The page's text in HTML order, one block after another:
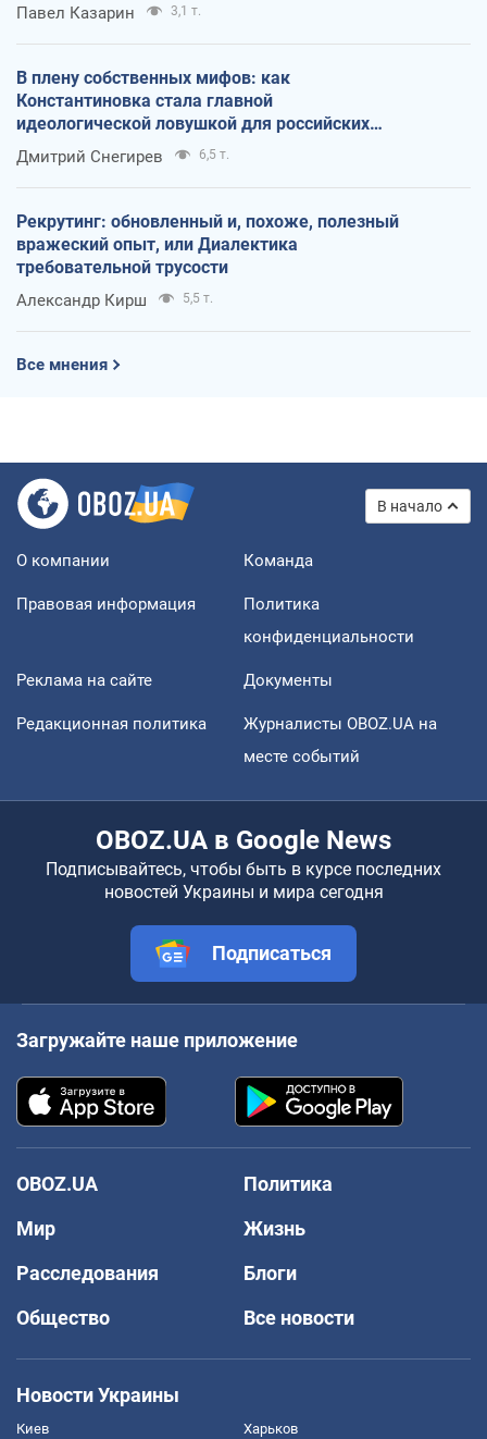
Павел Казарин 3,1 т.
В плену собственных мифов: как
Константиновка стала главной
идеологической ловушкой для российских
оккупантов
Дмитрий Снегирев 6,5 т.
Рекрутинг: обновленный и, похоже, полезный
вражеский опыт, или Диалектика
требовательной трусости
Александр Кирш 5,5 т.
Все мнения
В начало
О компании Команда
Правовая информация
Политика
конфиденциальности
Реклама на сайте Документы
Редакционная политика
Журналисты OBOZ.UA на
месте событий
OBOZ.UA в Google News
Подписывайтесь, чтобы быть в курсе последних
новостей Украины и мира сегодня
Подписаться
Загружайте наше приложение
OBOZ.UA
Политика
Мир
Жизнь
Расследования
Блоги
Общество
Все новости
Новости Украины
Киев Харьков